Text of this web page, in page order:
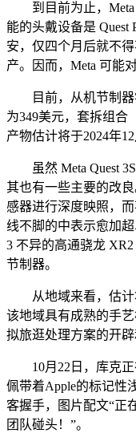
到目前为止，Meta
能的头戴设备是 Quest
安，仅四个月后就不
产。因而，Meta 可能
目前，从机节制器
为349美元，套拆组合
产物估计将于2024年12
虽然 Meta Quest 3S
其也有一些主要的改良
感器进行深度映照，
线不脚的中表示愈加超
3 不异的高通骁龙 XR2
节制器。
从地域来看，估计
该地域具有成熟的手
拟旅逛处理方案的开
10月22日，库克正
佩带着Apple的标记性
客握手，图片配文“正
团队碰头！”。